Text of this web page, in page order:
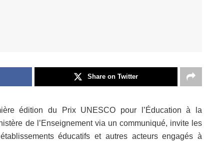
Share on Twitter
édition du Prix UNESCO pour l’Éducation à la
de l’Enseignement via un communiqué, invite les
éducatifs et autres acteurs engagés à